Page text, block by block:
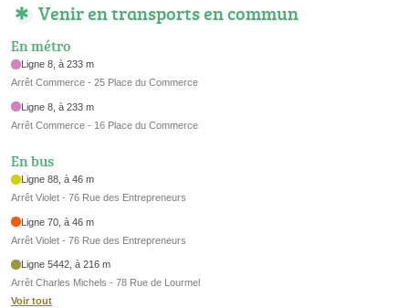
Venir en transports en commun
En métro
Ligne 8, à 233 m
Arrêt Commerce - 25 Place du Commerce
Ligne 8, à 233 m
Arrêt Commerce - 16 Place du Commerce
En bus
Ligne 88, à 46 m
Arrêt Violet - 76 Rue des Entrepreneurs
Ligne 70, à 46 m
Arrêt Violet - 76 Rue des Entrepreneurs
Ligne 5442, à 216 m
Arrêt Charles Michels - 78 Rue de Lourmel
Voir tout